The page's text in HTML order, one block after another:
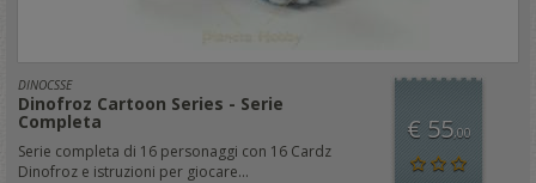
DINOCSSE
Dinofroz Cartoon Series - Serie
Completa
Serie completa di 16 personaggi con 16 Cardz
Dinofroz e istruzioni per giocare...
€ 55,00